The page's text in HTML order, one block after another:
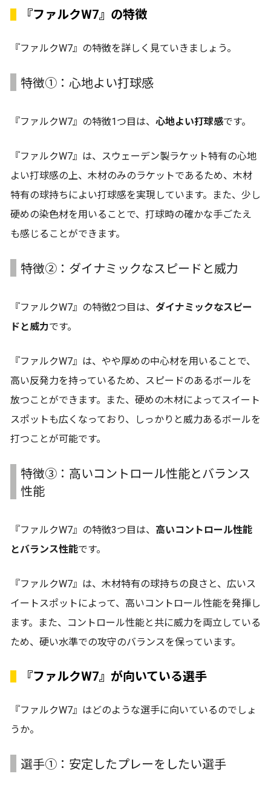
『ファルクW7』の特徴
『ファルクW7』の特徴を詳しく見ていきましょう。
特徴①：心地よい打球感
『ファルクW7』の特徴1つ目は、 心地よい打球感です。
『ファルクW7』は、スウェーデン製ラケット特有の心地
よい打球感の上、木材のみのラケットであるため、木材
特有の球持ちによい打球感を実現しています。また、少し
硬めの染色材を用いることで、打球時の確かな手ごたえ
も感じることができます。
特徴②：ダイナミックなスピードと威力
『ファルクW7』の特徴2つ目は、 ダイナミックなスピー
ドと威力です。
『ファルクW7』は、やや厚めの中心材を用いることで、
高い反発力を持っているため、スピードのあるボールを
放つことができます。また、硬めの木材によってスイート
スポットも広くなっており、しっかりと威力あるボールを
打つことが可能です。
特徴③：高いコントロール性能とバランス
性能
『ファルクW7』の特徴3つ目は、 高いコントロール性能
とバランス性能です。
『ファルクW7』は、木材特有の球持ちの良さと、広いス
イートスポットによって、高いコントロール性能を発揮し
ます。また、コントロール性能と共に威力を両立している
ため、硬い水準での攻守のバランスを保っています。
『ファルクW7』が向いている選手
『ファルクW7』はどのような選手に向いているのでしょ
うか。
選手①：安定したプレーをしたい選手